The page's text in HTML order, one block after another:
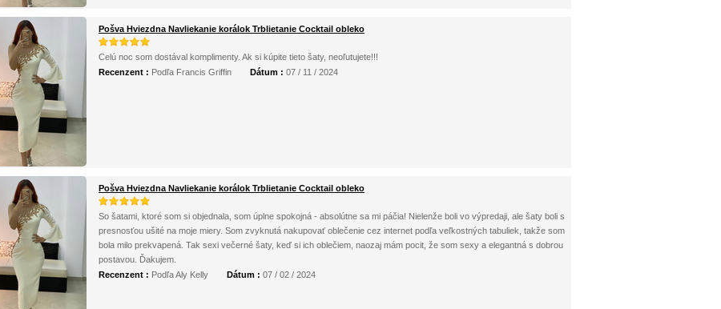
Pošva Hviezdna Navliekanie korálok Trblietanie Cocktail obleko
Celú noc som dostával komplimenty. Ak si kúpite tieto šaty, neoľutujete!!!
Recenzent : Podľa Francis Griffin Dátum : 07 / 11 / 2024
Pošva Hviezdna Navliekanie korálok Trblietanie Cocktail obleko
So šatami, ktoré som si objednala, som úplne spokojná - absolútne sa mi páčia! Nielenže boli vo výpredaji, ale šaty boli s
presnosťou ušité na moje miery. Som zvyknutá nakupovať oblečenie cez internet podľa veľkostných tabuliek, takže som
bola milo prekvapená. Tak sexi večerné šaty, keď si ich oblečiem, naozaj mám pocit, že som sexy a elegantná s dobrou
postavou. Ďakujem.
Recenzent : Podľa Aly Kelly Dátum : 07 / 02 / 2024